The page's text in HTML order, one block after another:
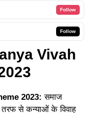
Follow
Follow
Vivah
2023: समाज
तरफ से कन्याओं के विवाह